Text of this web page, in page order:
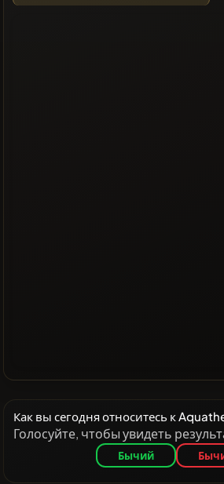
Как вы сегодня относитесь к
Голосуйте, чтобы увидеть
Бычий